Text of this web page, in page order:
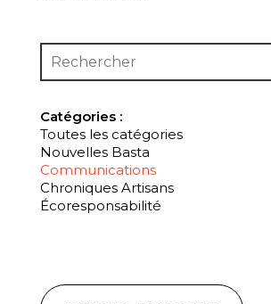
Catégories :
Toutes les catégories
Nouvelles Basta
Communications
Chroniques Artisans
Écoresponsabilité